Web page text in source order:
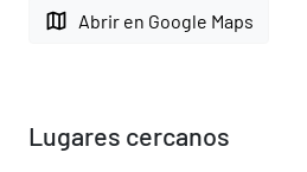
map Abrir en Google Maps
Lugares cercanos